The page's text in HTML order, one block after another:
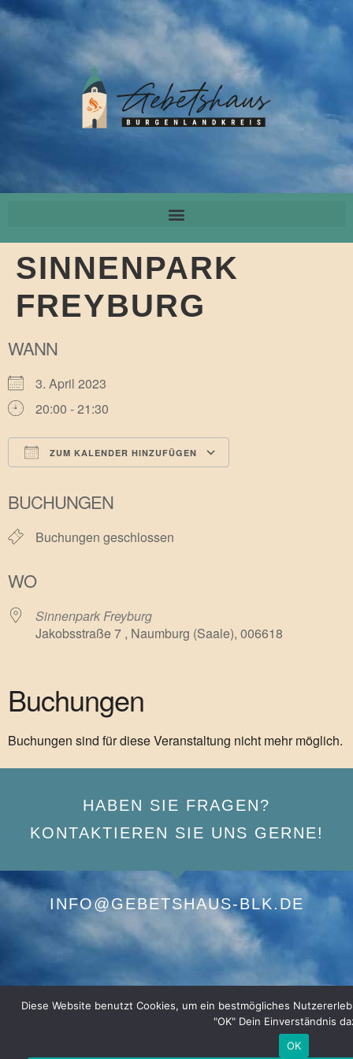
SINNENPARK
FREYBURG
WANN
3. April 2023
20:00 - 21:30
ZUM KALENDER HINZUFÜGEN
BUCHUNGEN
Buchungen geschlossen
WO
Sinnenpark Freyburg
Jakobsstraße 7 , Naumburg (Saale), 006618
Buchungen
Buchungen sind für diese Veranstaltung nicht mehr möglich.
HABEN SIE FRAGEN?
KONTAKTIEREN SIE UNS GERNE!
INFO@GEBETSHAUS-BLK.DE
Diese Website benutzt Cookies, um ein bestmögliches
"OK" Dein Einverständnis
OK